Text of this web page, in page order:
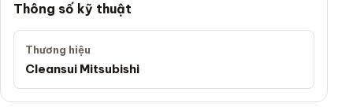
Thông số kỹ thuật
Thương hiệu
Cleansui Mitsubishi